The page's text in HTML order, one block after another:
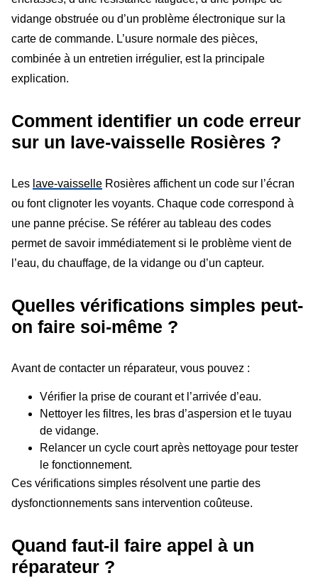
vidange obstruée ou d’un problème électronique sur la
carte de commande. L’usure normale des pièces,
combinée à un entretien irrégulier, est la principale
explication.
Comment identifier un code erreur
sur un lave-vaisselle Rosières ?
Les lave-vaisselle Rosières affichent un code sur l’écran
ou font clignoter les voyants. Chaque code correspond à
une panne précise. Se référer au tableau des codes
permet de savoir immédiatement si le problème vient de
l’eau, du chauffage, de la vidange ou d’un capteur.
Quelles vérifications simples peut-
on faire soi-même ?
Avant de contacter un réparateur, vous pouvez :
Vérifier la prise de courant et l’arrivée d’eau.
Nettoyer les filtres, les bras d’aspersion et le tuyau
de vidange.
Relancer un cycle court après nettoyage pour tester
le fonctionnement.
Ces vérifications simples résolvent une partie des
dysfonctionnements sans intervention coûteuse.
Quand faut-il faire appel à un
réparateur ?